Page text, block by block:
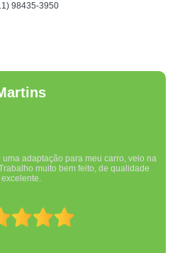
98435-3950
adaptação para meu carro, veio na
muito bem feito, de qualidade
excelente.